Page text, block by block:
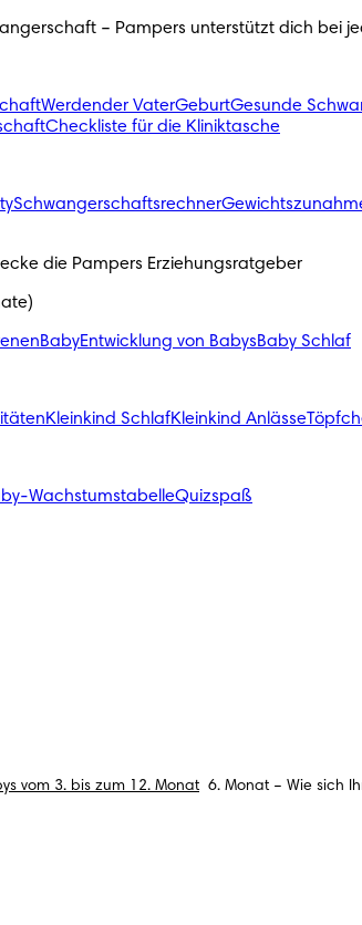
– Pampers unterstützt dich bei
Werdender VaterGeburtGesunde
Checkliste für die Kliniktasche
Schwangerschaftsrechner
die Pampers Erziehungsratgeber
BabyEntwicklung von BabysBaby Schlaf
Kleinkind SchlafKleinkind Anlässe
WachstumstabelleQuizspaß
vom 3. bis zum 12. Monat 6. Monat – Wie sich